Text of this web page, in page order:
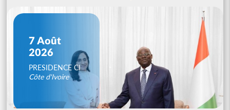
7 Août
2026
PRESIDENCE CI
Côte d'Ivoire